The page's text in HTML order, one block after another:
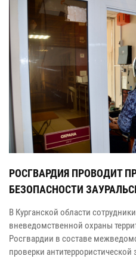
РОСГВАРДИЯ ПРОВОДИТ
БЕЗОПАСНОСТИ
В Курганской области
вневедомственной охраны
Росгвардии в составе
проверки